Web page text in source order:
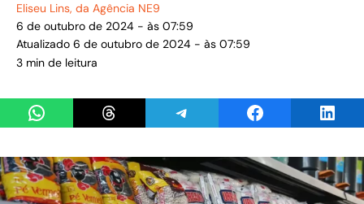
Eliseu Lins, da Agência NE9
6 de outubro de 2024 - às 07:59
Atualizado 6 de outubro de 2024 - às 07:59
3 min de leitura
Share on WhatsAppShare on ThreadsShare on TelegramShare on Facebook